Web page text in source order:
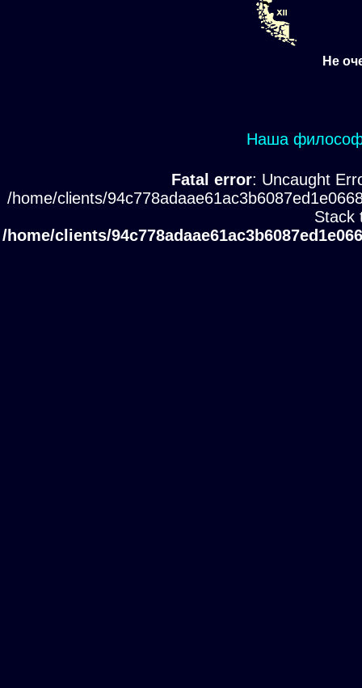
Не
Наша
Fatal error: Uncaught
/home/clients/
Stack
/home/clients/